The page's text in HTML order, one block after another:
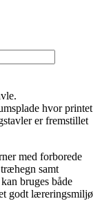
hvor printet
er fremstillet
med forborede
samt
bruges både
godt læreringsmiljø